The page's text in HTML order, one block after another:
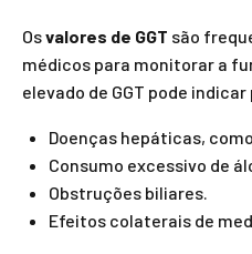
Osvalores de GGT são
médicos para monitorar a
elevado de GGT pode
Doenças hepáticas,
Consumo excessivo de
Obstruções biliares.
Efeitos colaterais de